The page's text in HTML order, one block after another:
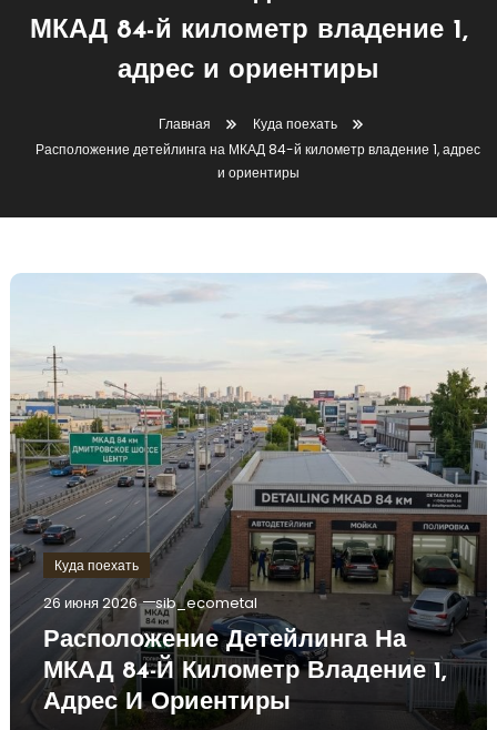
МКАД 84-й километр владение 1,
адрес и ориентиры
Главная
Куда поехать
Расположение детейлинга на МКАД 84-й километр владение 1, адрес
и ориентиры
Куда поехать
26 июня 2026 sib_ecometal
Расположение Детейлинга На
МКАД 84-Й Километр Владение 1,
Адрес И Ориентиры